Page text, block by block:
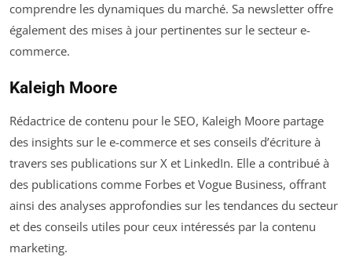
comprendre les dynamiques du marché. Sa newsletter offre
également des mises à jour pertinentes sur le secteur e-
commerce.
Kaleigh Moore
Rédactrice de contenu pour le SEO, Kaleigh Moore partage
des insights sur le e-commerce et ses conseils d’écriture à
travers ses publications sur X et LinkedIn. Elle a contribué à
des publications comme Forbes et Vogue Business, offrant
ainsi des analyses approfondies sur les tendances du secteur
et des conseils utiles pour ceux intéressés par la contenu
marketing.